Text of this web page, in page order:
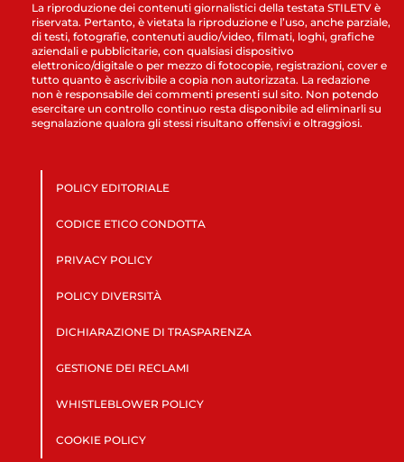
La riproduzione dei contenuti giornalistici della testata STILETV è
riservata. Pertanto, è vietata la riproduzione e l’uso, anche parziale,
di testi, fotografie, contenuti audio/video, filmati, loghi, grafiche
aziendali e pubblicitarie, con qualsiasi dispositivo
elettronico/digitale o per mezzo di fotocopie, registrazioni, cover e
tutto quanto è ascrivibile a copia non autorizzata. La redazione
non è responsabile dei commenti presenti sul sito. Non potendo
esercitare un controllo continuo resta disponibile ad eliminarli su
segnalazione qualora gli stessi risultano offensivi e oltraggiosi.
POLICY EDITORIALE
CODICE ETICO CONDOTTA
PRIVACY POLICY
POLICY DIVERSITÀ
DICHIARAZIONE DI TRASPARENZA
GESTIONE DEI RECLAMI
WHISTLEBLOWER POLICY
COOKIE POLICY